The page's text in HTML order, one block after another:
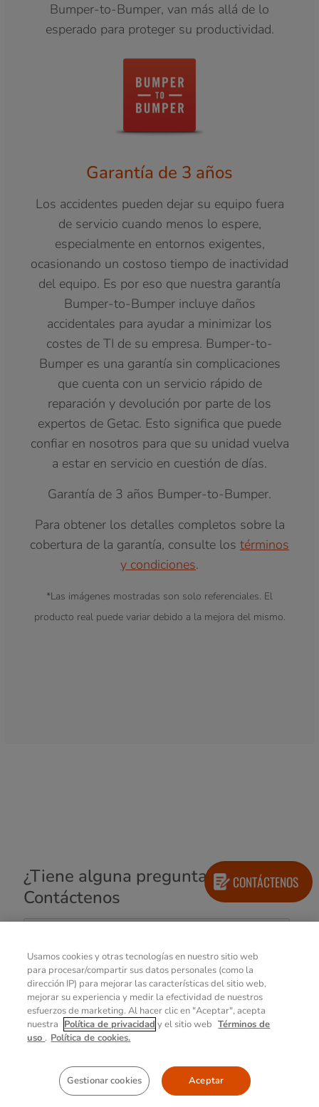
Bumper-to-Bumper, van más allá de lo
esperado para proteger su productividad.
Garantía de 3 años
Los accidentes pueden dejar su equipo fuera
de servicio cuando menos lo espere,
especialmente en entornos exigentes,
ocasionando un costoso tiempo de inactividad
del equipo. Es por eso que nuestra garantía
Bumper-to-Bumper incluye daños
accidentales para ayudar a minimizar los
costes de TI de su empresa. Bumper-to-
Bumper es una garantía sin complicaciones
que cuenta con un servicio rápido de
reparación y devolución por parte de los
expertos de Getac. Esto significa que puede
confiar en nosotros para que su unidad vuelva
a estar en servicio en cuestión de días.
Garantía de 3 años Bumper-to-Bumper.
Para obtener los detalles completos sobre la
cobertura de la garantía, consulte los términos
y condiciones.
*Las imágenes mostradas son solo referenciales. El
producto real puede variar debido a la mejora del mismo.
¿Tiene alguna pregunta?
Contáctenos
CONTÁCTENOS
Usamos cookies y otras tecnologías en nuestro sitio web
para procesar/compartir sus datos personales (como la
dirección IP) para mejorar las características del sitio web,
mejorar su experiencia y medir la efectividad de nuestros
esfuerzos de marketing. Al hacer clic en "Aceptar", acepta
nuestra Política de privacidad y el sitio web Términos de
uso . Política de cookies.
Gestionar cookies Aceptar